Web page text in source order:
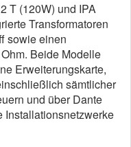
T (120W) und IPA
Transformatoren
sowie einen
Beide Modelle
Erweiterungskarte,
sämtlicher
und über Dante
Installationsnetzwerke